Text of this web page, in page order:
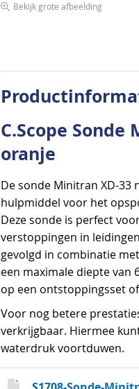
Bekijk grote afbeelding
Ga
de
gallerij
C.Scope
oranje
De sonde Minitran XD-33
hulpmiddel voor het
Deze sonde is perfect
verstoppingen in
gevolgd in combinatie
een maximale diepte van
op een ontstoppingsset
Voor nog betere
verkrijgbaar. Hiermee
waterdruk voortduwen.